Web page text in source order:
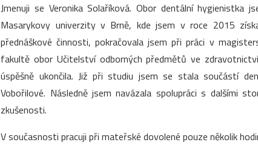
Jmenuji se Veronika Solaříková. Obor dentální hygienistka
Masarykovy univerzity v Brně, kde jsem v roce 2015
přednáškové činnosti, pokračovala jsem při práci v
fakultě obor Učitelství odborných předmětů ve
úspěšně ukončila. Již při studiu jsem se stala součástí
Vobořilové. Následně jsem navázala spolupráci s dalšími
zkušenosti.
V současnosti pracuji při mateřské dovolené pouze několik